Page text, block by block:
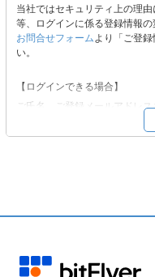
当社ではセキュリティ上の理
等、ログインに係る登録情報の
お問合せフォームより「ご登
い。
【ログインできる場合】
ご氏名、ご登録メールアドレ
選びください。」から「メー
ご入力の上、ご依頼ください。
登録情報をご記載ください。
す。内容をご確認の上、ご返信